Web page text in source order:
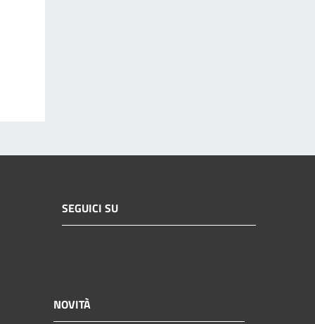
SEGUICI SU
NOVITÀ